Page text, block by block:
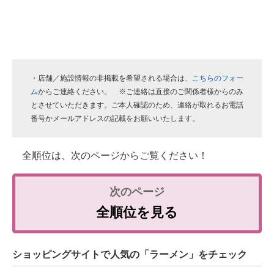
・店舗／施設情報の非掲載を希望される場合は、 こちらのフォー
ムからご連絡ください。 ※ご連絡は直接のご関係者様からのみ
とさせていただきます。ご本人確認のため、連絡が取れるお電話
番号かメールアドレスの記載をお願いいたします。
全順位は、次のページからご覧ください！
全順位を見る
ショッピングサイトで人気の「ラーメン」をチェック